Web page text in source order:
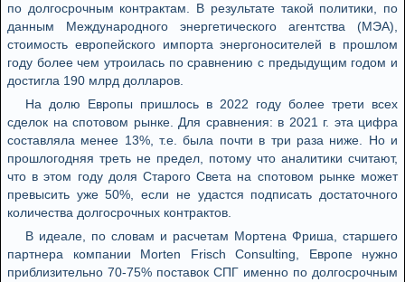
по долгосрочным контрактам. В результате такой политики, по
данным Международного энергетического агентства (МЭА),
стоимость европейского импорта энергоносителей в прошлом
году более чем утроилась по сравнению с предыдущим годом и
достигла 190 млрд долларов.
На долю Европы пришлось в 2022 году более трети всех
сделок на спотовом рынке. Для сравнения: в 2021 г. эта цифра
составляла менее 13%, т.е. была почти в три раза ниже. Но и
прошлогодняя треть не предел, потому что аналитики считают,
что в этом году доля Старого Света на спотовом рынке может
превысить уже 50%, если не удастся подписать достаточного
количества долгосрочных контрактов.
В идеале, по словам и расчетам Мортена Фриша, старшего
партнера компании Morten Frisch Consulting, Европе нужно
приблизительно 70-75% поставок СПГ именно по долгосрочным